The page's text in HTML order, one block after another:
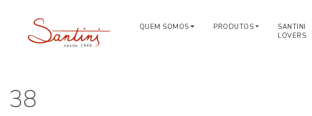
QUEM SOMOS PRODUTOS
SANTINI
LOVERS
38